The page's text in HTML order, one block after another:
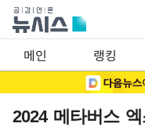
메인 랭킹
2024 메타버스